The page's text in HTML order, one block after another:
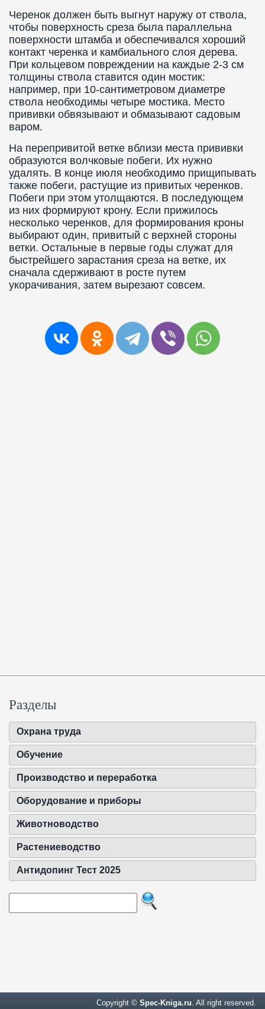
Черенок должен быть выгнут наружу от ствола,
чтобы поверхность среза была параллельна
поверхности штамба и обеспечивался хороший
контакт черенка и камбиального слоя дерева.
При кольцевом повреждении на каждые 2-3 см
толщины ствола ставится один мостик:
например, при 10-сантиметровом диаметре
ствола необходимы четыре мостика. Место
прививки обвязывают и обмазывают садовым
варом.
На перепривитой ветке вблизи места прививки
образуются волчковые побеги. Их нужно
удалять. В конце июля необходимо прищипывать
также побеги, растущие из привитых черенков.
Побеги при этом утолщаются. В последующем
из них формируют крону. Если прижилось
несколько черенков, для формирования кроны
выбирают один, привитый с верхней стороны
ветки. Остальные в первые годы служат для
быстрейшего зарастания среза на ветке, их
сначала сдерживают в росте путем
укорачивания, затем вырезают совсем.
Разделы
Охрана труда
Обучение
Производство и переработка
Оборудование и приборы
Животноводство
Растениеводство
Антидопинг Тест 2025
Copyright © Spec-Kniga.ru . All right reserved.